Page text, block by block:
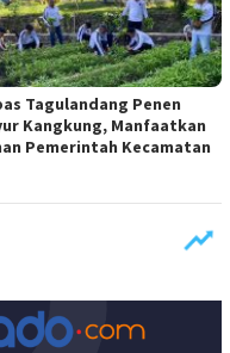
Tagulandang Penen
Kangkung, Manfaatkan
Pemerintah Kecamatan